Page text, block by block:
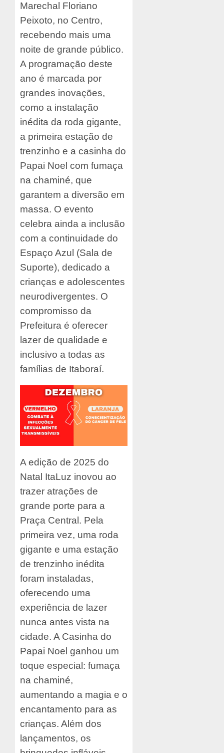
Marechal Floriano
Peixoto, no Centro,
recebendo mais uma
noite de grande público.
A programação deste
ano é marcada por
grandes inovações,
como a instalação
inédita da roda gigante,
a primeira estação de
trenzinho e a casinha do
Papai Noel com fumaça
na chaminé, que
garantem a diversão em
massa. O evento
celebra ainda a inclusão
com a continuidade do
Espaço Azul (Sala de
Suporte), dedicado a
crianças e adolescentes
neurodivergentes. O
compromisso da
Prefeitura é oferecer
lazer de qualidade e
inclusivo a todas as
famílias de Itaboraí.
A edição de 2025 do
Natal ItaLuz inovou ao
trazer atrações de
grande porte para a
Praça Central. Pela
primeira vez, uma roda
gigante e uma estação
de trenzinho inédita
foram instaladas,
oferecendo uma
experiência de lazer
nunca antes vista na
cidade. A Casinha do
Papai Noel ganhou um
toque especial: fumaça
na chaminé,
aumentando a magia e o
encantamento para as
crianças. Além dos
lançamentos, os